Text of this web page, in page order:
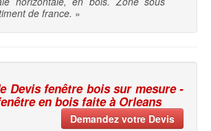
de france. »
Devis fenêtre bois sur mesure -
en bois faite à Orleans
Demandez votre Devis